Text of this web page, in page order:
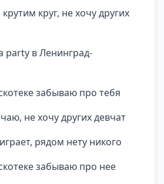
круг, не хочу других
party в Ленинград-
забываю про тебя
не хочу других девчат
рядом нету никого
забываю про нее